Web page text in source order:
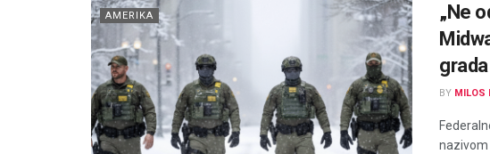
AMERIKA
„Ne
BY MILOS
nazivom